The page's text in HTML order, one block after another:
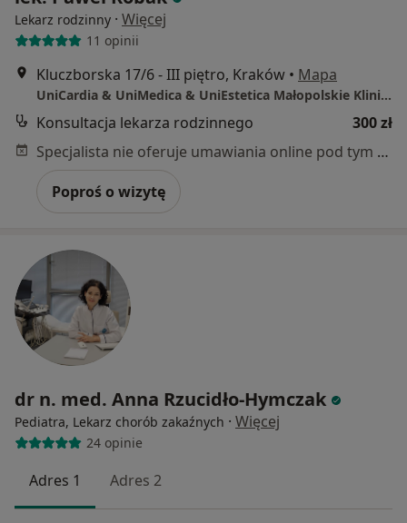
Lekarz rodzinny · Więcej
11 opinii
Kluczborska 17/6 - III piętro, Kraków • Mapa
UniCardia & UniMedica & UniEstetica Małopolskie Kliniki Specjalistyczne w Krakowie
Konsultacja lekarza rodzinnego
300 zł
Specjalista nie oferuje umawiania online pod tym adresem.
Poproś o wizytę
dr n. med. Anna Rzucidło-Hymczak
Pediatra, Lekarz chorób zakaźnych · Więcej
24 opinie
Adres 1 Adres 2